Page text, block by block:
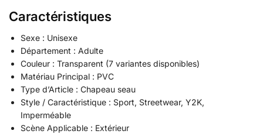
Caractéristiques
Sexe : Unisexe
Département : Adulte
Couleur : Transparent (7 variantes disponibles)
Matériau Principal : PVC
Type d’Article : Chapeau seau
Style / Caractéristique : Sport, Streetwear, Y2K,
Imperméable
Scène Applicable : Extérieur